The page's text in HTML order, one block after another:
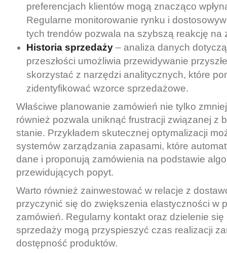
preferencjach klientów mogą znacząco
Regularne monitorowanie rynku i
tych trendów pozwala na szybszą reakcję na
Historia sprzedaży – analiza danych
przeszłości umożliwia przewidywanie
skorzystać z narzędzi analitycznych, które
zidentyfikować wzorce sprzedażowe.
Właściwe planowanie zamówień nie tylko
również pozwala uniknąć frustracji związanej z
stanie. Przykładem skutecznej optymalizacji
systemów zarządzania zapasami, które
dane i proponują zamówienia na podstawie
przewidujących popyt.
Warto również zainwestować w relacje z
przyczynić się do zwiększenia elastyczności w
zamówień. Regularny kontakt oraz dzielenie
sprzedaży mogą przyspieszyć czas realizacji
dostępność produktów.